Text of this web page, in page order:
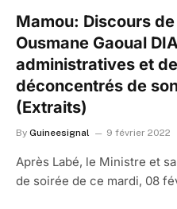
Mamou: Discours
Ousmane Gaoual
administratives et
déconcentrés de
(Extraits)
By Guineesignal 9 février 2022
Après Labé, le Ministre et
de soirée de ce mardi, 08